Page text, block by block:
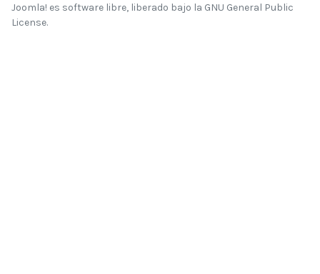
Joomla! es software libre, liberado bajo la GNU General Public
License.